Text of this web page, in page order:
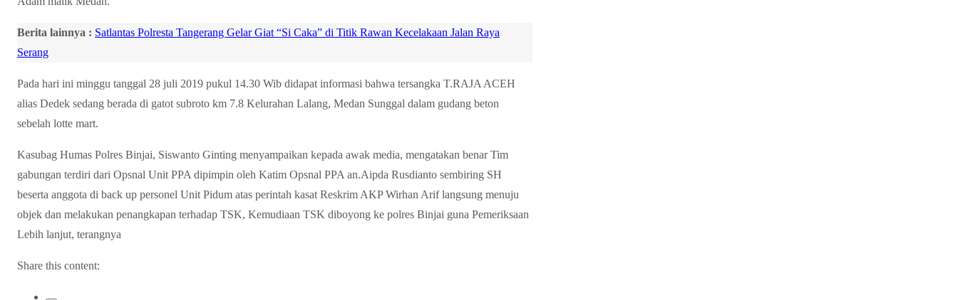
Berita lainnya : Satlantas Polresta Tangerang Gelar Giat “Si Caka” di Titik Rawan Kecelakaan Jalan Raya
Serang
Pada hari ini minggu tanggal 28 juli 2019 pukul 14.30 Wib didapat informasi bahwa tersangka T.RAJA ACEH
alias Dedek sedang berada di gatot subroto km 7.8 Kelurahan Lalang, Medan Sunggal dalam gudang beton
sebelah lotte mart.
Kasubag Humas Polres Binjai, Siswanto Ginting menyampaikan kepada awak media, mengatakan benar Tim
gabungan terdiri dari Opsnal Unit PPA dipimpin oleh Katim Opsnal PPA an.Aipda Rusdianto sembiring SH
beserta anggota di back up personel Unit Pidum atas perintah kasat Reskrim AKP Wirhan Arif langsung menuju
objek dan melakukan penangkapan terhadap TSK, Kemudiaan TSK diboyong ke polres Binjai guna Pemeriksaan
Lebih lanjut, terangnya
Share this content: